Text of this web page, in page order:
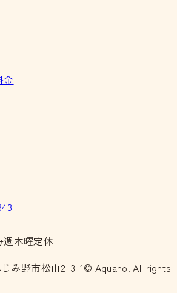
金
週木曜定休
み野市松山2-3-1© Aquano. All rights